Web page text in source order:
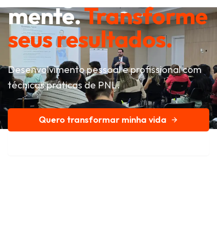
mente.Transforme
seus resultados.
Desenvolvimento pessoal e profissional com
técnicas práticas de PNL.
Quero transformar minha vida